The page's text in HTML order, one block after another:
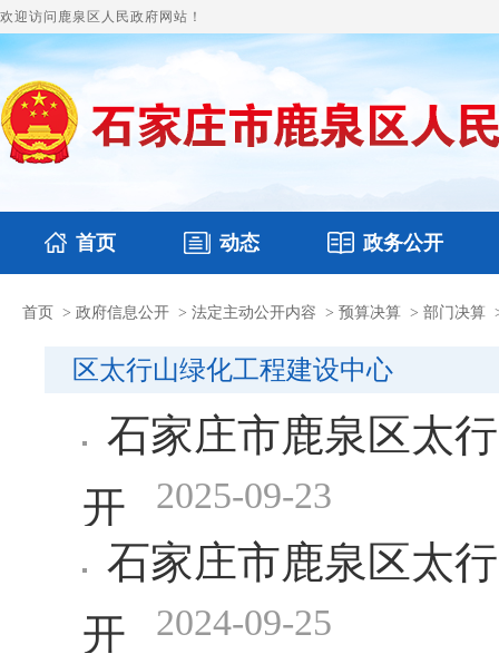
欢迎访问鹿泉区人民政府网站！
首页 动态
国务要闻 鹿泉要闻 图片新闻
政务公开
本区文件 财政预决算
首页 > 政府信息公开 > 法定主动公开内容 > 预算决算 > 部门决算
区太行山绿化工程建设中心
石家庄市鹿泉区太
开 2025-09-23
石家庄市鹿泉区太
开 2024-09-25